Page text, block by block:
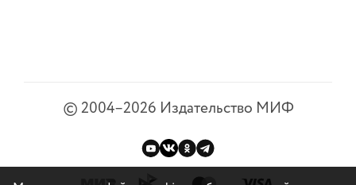
©2004–2026 Издательство МИФ